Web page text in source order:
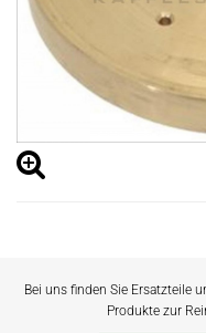
Bei uns finden Sie Ersatzteile
Produkte zur